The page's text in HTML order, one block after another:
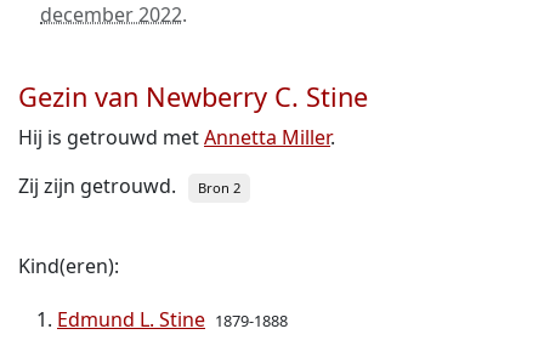
december 2022.
Gezin van Newberry C. Stine
Hij is getrouwd metAnnetta Miller.
Zij zijn getrouwd.
Bron 2
Kind(eren):
Edmund L. Stine 1879-1888